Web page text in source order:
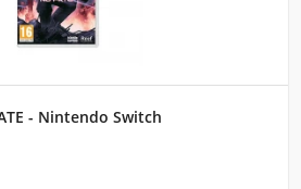
- Nintendo Switch